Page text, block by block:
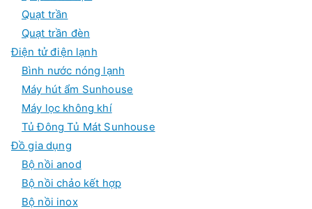
Quạt trần
Quạt trần đèn
Điện tử điện lạnh
Bình nước nóng lạnh
Máy hút ẩm Sunhouse
Máy lọc không khí
Tủ Đông Tủ Mát Sunhouse
Đồ gia dụng
Bộ nồi anod
Bộ nồi chảo kết hợp
Bộ nồi inox